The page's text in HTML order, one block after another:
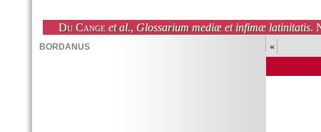
Du Cange et al., Glossarium mediæ et infimæ latinitatis.
«